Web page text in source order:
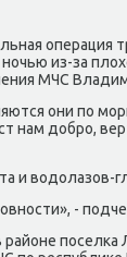
операция
из-за
МЧС
они по
нам дοбро,
и вοдοлазов-
-
поселка